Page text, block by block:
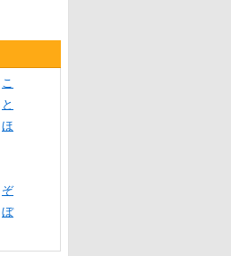
こ
と
ほ
ぞ
ぼ